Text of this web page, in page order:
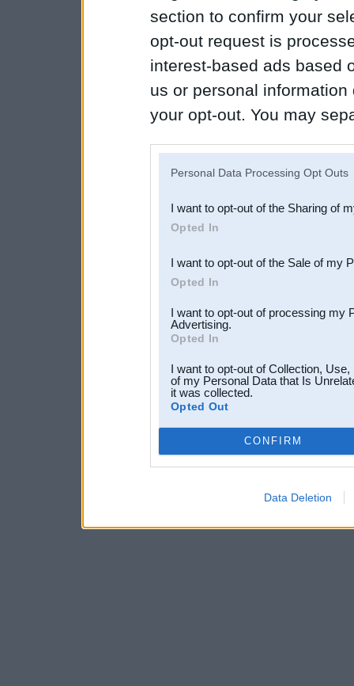
section to confirm your
opt-out request is
interest-based ads based
us or personal
your opt-out. You may
Downstream Participants
third parties.
Personal Data Processing Opt Outs
I want to opt-out of the Sharing of
Opted In
I want to opt-out of the Sale of my
Opted In
I want to opt-out of processing my
Advertising.
Opted In
I want to opt-out of Collection,
of my Personal Data that Is
it was collected.
Opted Out
CONFIRM
Data Deletion